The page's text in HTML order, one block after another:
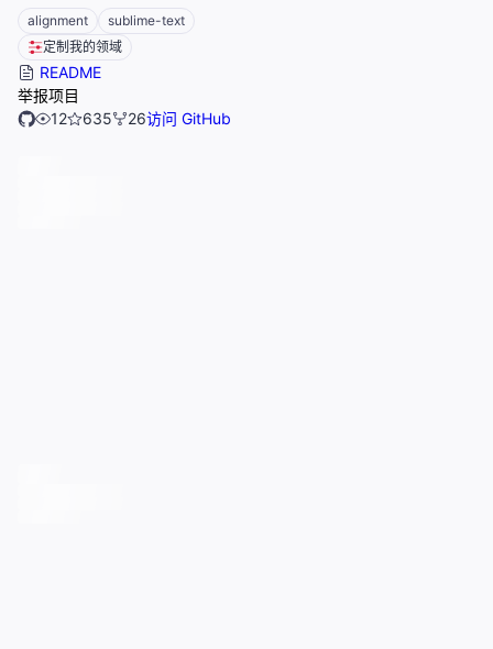
alignment
sublime-text
定制我的领域
README
举报项目
12
635 26访问 GitHub